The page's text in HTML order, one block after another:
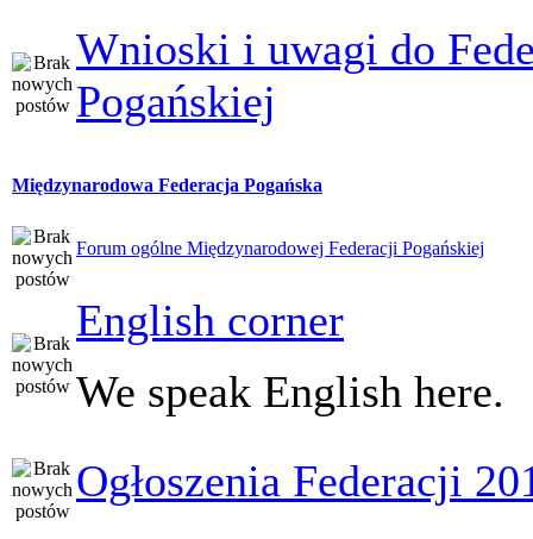
Wnioski i uwagi do
Pogańskiej
Międzynarodowa Federacja Pogańska
Forum ogólne Międzynarodowej Federacji Pogańskiej
English corner
We speak English here.
Ogłoszenia Federacji